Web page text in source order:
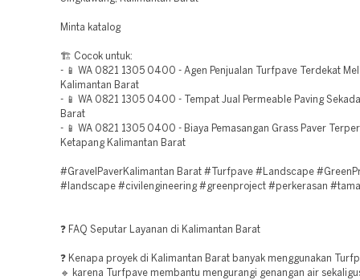
Minta katalog
🏗️ Cocok untuk:
- 📱 WA 0821 1305 0400 - Agen Penjualan Turfpave Terdekat
Kalimantan Barat
- 📱 WA 0821 1305 0400 - Tempat Jual Permeable Paving
Barat
- 📱 WA 0821 1305 0400 - Biaya Pemasangan Grass Paver
Ketapang Kalimantan Barat
#GravelPaverKalimantan Barat #Turfpave #Landscape
#landscape #civilengineering #greenproject #perkerasan
❓ FAQ Seputar Layanan di Kalimantan Barat
❓ Kenapa proyek di Kalimantan Barat banyak menggunakan
🔹 karena Turfpave membantu mengurangi genangan air